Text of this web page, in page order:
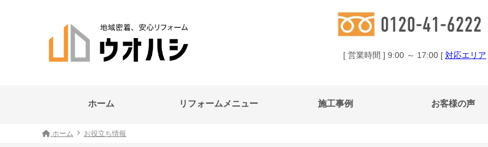
[ 営業時間 ] 9:00 ～ 17:00 [ 対応エリア
ホーム リフォームメニュー 施工事例 お客様の声
ホーム お役立ち情報